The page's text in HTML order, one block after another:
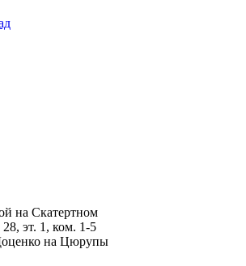
на Скатертном
эт. 1, ком. 1-5
на Цюрупы